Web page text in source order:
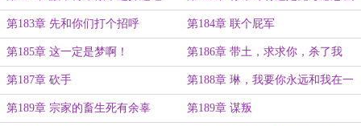
存活下来吧
第183章 先和你们打个招呼 第184章 联个屁军
第185章 这一定是梦啊！ 第186章 带土，求求你，杀了我
第187章 砍手 第188章 琳，我要你永远和我在一
起
第189章 宗家的畜生死有余辜 第189章 谋叛